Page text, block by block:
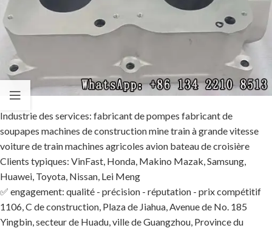
Industrie des services: fabricant de pompes fabricant de
soupapes machines de construction mine train à grande vitesse
voiture de train machines agricoles avion bateau de croisière
Clients typiques: VinFast, Honda, Makino Mazak, Samsung,
Huawei, Toyota, Nissan, Lei Meng
✅ engagement: qualité - précision - réputation - prix compétitif
1106, C de construction, Plaza de Jiahua, Avenue de No. 185
Yingbin, secteur de Huadu, ville de Guangzhou, Province du